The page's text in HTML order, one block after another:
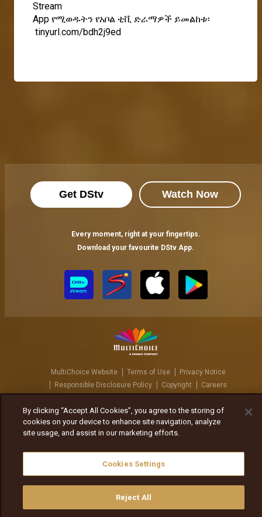
Stream
App የሚወዱትን የአቦል ቲቪ ድራማዎች ይመልከቱ፡
tinyurl.com/bdh2j9ed
Get DStv Watch Now
Every moment, right at your fingertips.
Download your favourite DStv App.
MultiChoice Website Terms of Use
Privacy Notice
Responsible Disclosure Policy
Copyright
Careers
© 2025 MultiChoice Africa Holdings BV. All rights reserved
By clicking “Accept All Cookies”, you agree to the storing of
cookies on your device to enhance site navigation, analyze
site usage, and assist in our marketing efforts.
Cookies Settings
Reject All